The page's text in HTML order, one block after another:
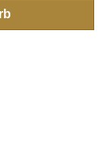
Wert ein